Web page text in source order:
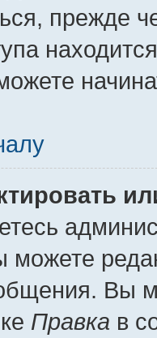
прежде
Вы
Правка в